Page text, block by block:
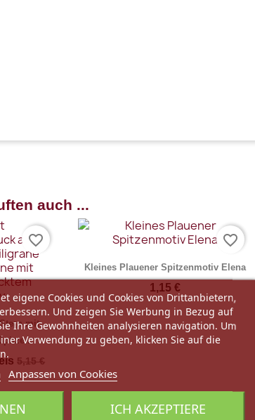
auch ...
mit
5,15 €
favorite_border
Vorschau
Kleines Plauener Spitzenmotiv Elena
1,15 €
favorite_border
eigene Cookies und Cookies von Drittanbietern,
Und zeigen Sie Werbung in Bezug auf
Ihre Gewohnheiten analysieren navigation. Um
Verwendung zu geben, klicken Sie auf die
Anpassen von Cookies
ICH AKZEPTIERE